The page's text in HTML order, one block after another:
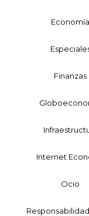
Economía
Finanzas
Internet
Ocio